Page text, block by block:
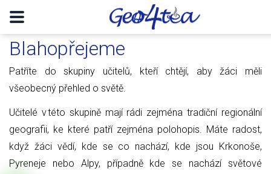
Blahopřejeme
Patříte do skupiny učitelů, kteří chtějí, aby žáci měli
všeobecný přehled o světě.
Učitelé v této skupině mají rádi zejména tradiční regionální
geografii, ke které patří zejména polohopis. Máte radost,
když žáci vědí, kde se co nachází, kde jsou Krkonoše,
Pyreneje nebo Alpy, případně kde se nachází světové